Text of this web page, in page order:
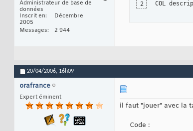
Administrateur de base de
données
Inscrit en
Décembre
2005
Messages
2 944
2
COL
20/04/2006, 16h09
orafrance
Expert éminent
il faut "jouer" avec la
Code :